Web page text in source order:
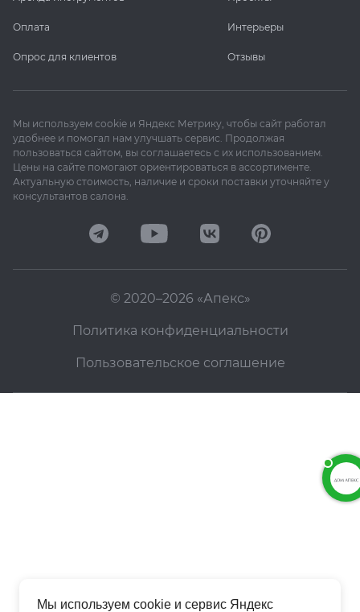
Оплата
Опрос для клиентов
Интерьеры
Отзывы
Мы используем cookie и Яндекс Метрику, чтобы сайт работал
удобнее и помогал нам улучшать сервис. Продолжая
пользоваться сайтом, вы соглашаетесь с их использованием.
Цены на сайте помогают ориентироваться в ассортименте.
Актуальную стоимость, наличие и сроки поставки уточняйте у
консультантов салона.
© 2020–2026 «Апекс»
Политика конфиденциальности
Пользовательское соглашение
Мы используем cookie и сервис Яндекс